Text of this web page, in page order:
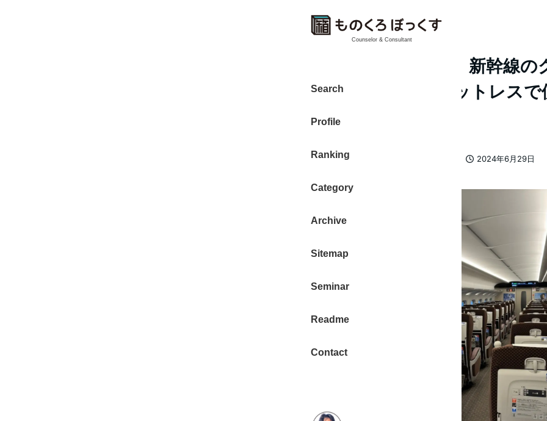
Counselor & Consultant
Search
Profile
Ranking
Category
Archive
Sitemap
Seminar
Readme
Contact
「ぷらっとこだま」新幹線
35%もお得でチケットレスで
買える
2024年6月29日
者
大東 信仁（ものくろ）